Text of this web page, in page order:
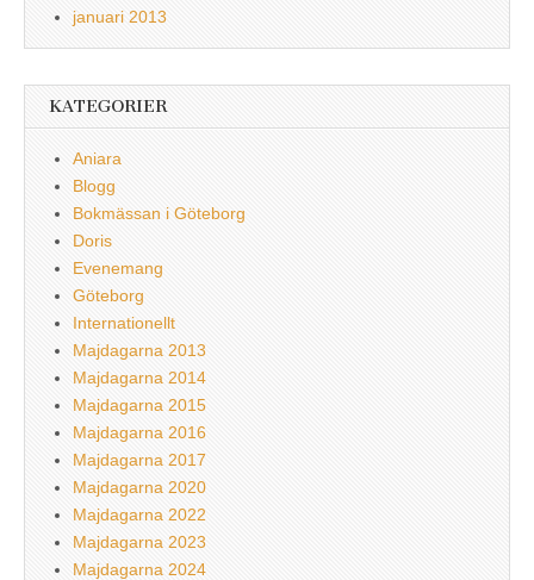
januari 2013
KATEGORIER
Aniara
Blogg
Bokmässan i Göteborg
Doris
Evenemang
Göteborg
Internationellt
Majdagarna 2013
Majdagarna 2014
Majdagarna 2015
Majdagarna 2016
Majdagarna 2017
Majdagarna 2020
Majdagarna 2022
Majdagarna 2023
Majdagarna 2024